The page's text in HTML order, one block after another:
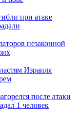
при атаке
незаконной
Израиля
после атаки
1 человек